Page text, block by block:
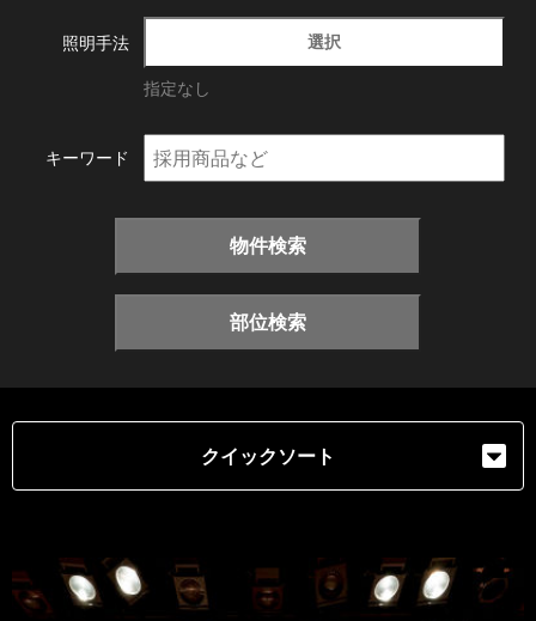
照明手法 選択
指定なし
キーワード
物件検索
部位検索
クイックソート